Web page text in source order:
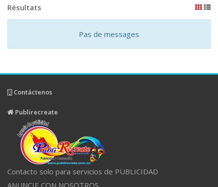
Résultats
Pas de messages
Contáctenos
Publirecreate
Contacto solo para servicios de PUBLICIDAD
ANUNCIE CON NOSOTROS